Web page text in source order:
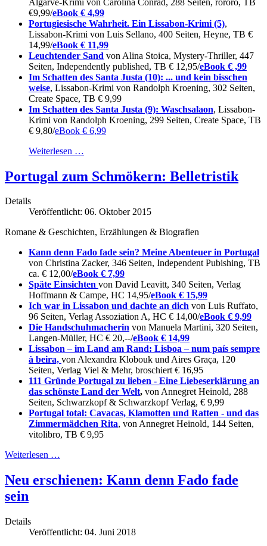
€9,99/eBook € 4,99
Portugiesische Wahrheit. Ein Lissabon-Krimi (5),
Lissabon-Krimi von Luis Sellano, 400 Seiten, Heyne, TB €
14,99/eBook € 11,99
Leuchtender Sand von Alina Stoica, Mystery-Thriller, 447
Seiten, Independently published, TB € 12,95/eBook € ,99
Im Schatten des Santa Justa (10): ... und kein bisschen
weise, Lissabon-Krimi von Randolph Kroening, 302 Seiten,
Create Space, TB € 9,99
Im Schatten des Santa Justa (9): Waschsalaon, Lissabon-
Krimi von Randolph Kroening, 299 Seiten, Create Space, TB
€ 9,80/eBook € 6,99
Weiterlesen …
Portugal zum Schmökern: Belletristik
Details
Veröffentlicht: 06. Oktober 2015
Romane & Geschichten, Erzählungen & Biografien
Kann denn Fado fade sein? Meine Abenteuer in Portugal
von Christina Zacker, 346 Seiten, Independent Pubishing, TB
ca. € 12,00/eBook € 7,99
Späte Einsichten von David Leavitt, 340 Seiten, Verlag
Hoffmann & Campe, HC 14,95/eBook € 15,99
Ich war in Lissabon und dachte an dich von Luis Ruffato,
96 Seiten, Verlag Assoziation A, HC € 14,00/eBook € 9,99
Die Handschuhmacherin von Manuela Martini, 320 Seiten,
Langen-Müller, HC € 20,--/eBook € 14,99
Lissabon – im Land am Rand: Lisboa – num país sempre
à beira, von Alexandra Klobouk und Aires Graça, 120
Seiten, Verlag Viel & Mehr, broschiert € 16,95
111 Gründe Portugal zu lieben - Eine Liebeserklärung an
das schönste Land der Welt, von Annegret Heinold, 288
Seiten, Schwarzkopf & Schwarzkopf Verlag, € 9,99
Portugal total: Cavacas, Klamotten und Ratten - und das
Zimmermädchen Rita, von Annegret Heinold, 144 Seiten,
vitolibro, TB € 9,95
Weiterlesen …
Neu erschienen: Kann denn Fado fade
sein
Details
Veröffentlicht: 04. Juni 2018